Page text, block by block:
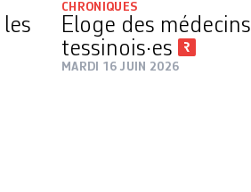
CHRONIQUES
Eloge des médecins
tessinois·es
MARDI 16 JUIN 2026